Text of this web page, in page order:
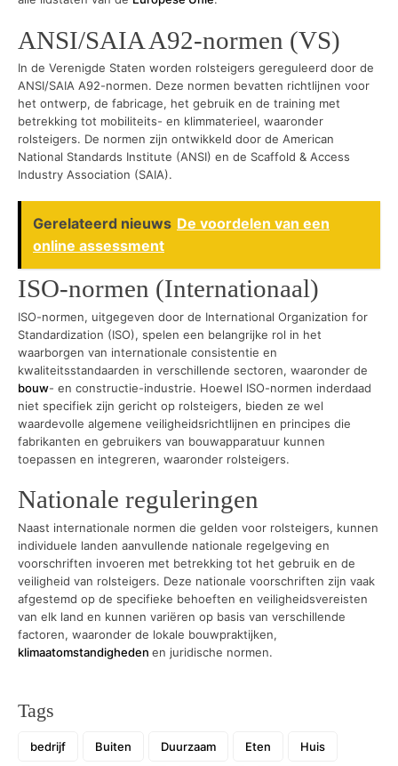
ANSI/SAIA A92-normen (VS)
In de Verenigde Staten worden rolsteigers gereguleerd door de
ANSI/SAIA A92-normen. Deze normen bevatten richtlijnen voor
het ontwerp, de fabricage, het gebruik en de training met
betrekking tot mobiliteits- en klimmaterieel, waaronder
rolsteigers. De normen zijn ontwikkeld door de American
National Standards Institute (ANSI) en de Scaffold & Access
Industry Association (SAIA).
Gerelateerd nieuws De voordelen van een
online assessment
ISO-normen (Internationaal)
ISO-normen, uitgegeven door de International Organization for
Standardization (ISO), spelen een belangrijke rol in het
waarborgen van internationale consistentie en
kwaliteitsstandaarden in verschillende sectoren, waaronder de
bouw- en constructie-industrie. Hoewel ISO-normen inderdaad
niet specifiek zijn gericht op rolsteigers, bieden ze wel
waardevolle algemene veiligheidsrichtlijnen en principes die
fabrikanten en gebruikers van bouwapparatuur kunnen
toepassen en integreren, waaronder rolsteigers.
Nationale reguleringen
Naast internationale normen die gelden voor rolsteigers, kunnen
individuele landen aanvullende nationale regelgeving en
voorschriften invoeren met betrekking tot het gebruik en de
veiligheid van rolsteigers. Deze nationale voorschriften zijn vaak
afgestemd op de specifieke behoeften en veiligheidsvereisten
van elk land en kunnen variëren op basis van verschillende
factoren, waaronder de lokale bouwpraktijken,
klimaatomstandigheden en juridische normen.
Tags
bedrijf Buiten Duurzaam Eten Huis